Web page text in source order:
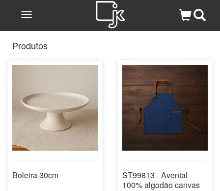
Toggle
Produtos
Boleira 30cm
ST99813 - Avental
100% algodão canvas